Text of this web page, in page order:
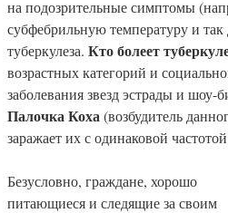
на подозрительные симптомы
субфебрильную температуру и
туберкулеза. Кто болеет
возрастных категорий и
заболевания звезд эстрады и
Палочка Коха(возбудитель
заражает их с одинаковой
Безусловно, граждане, хорошо
питающиеся и следящие за своим